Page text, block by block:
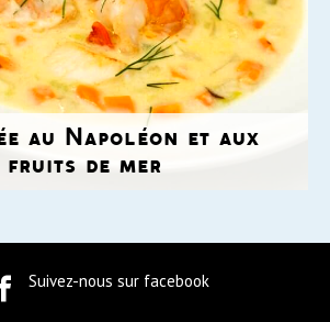
au Napoléon et aux
fruits de mer
Suivez-nous sur facebook